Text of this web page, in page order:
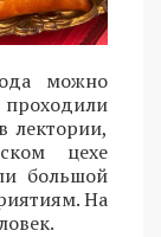
можно
лектории,
цехе
большой
На